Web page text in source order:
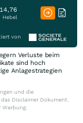
Hebel
von
Verluste beim
sind hoch
Anlagestrategien
und die
Disclaimer Dokument.
Werbung.